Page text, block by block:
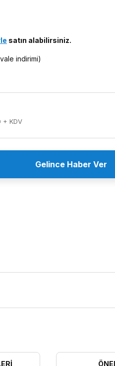
satın alabilirsiniz.
indirimi)
+ KDV
Gelince Haber Ver